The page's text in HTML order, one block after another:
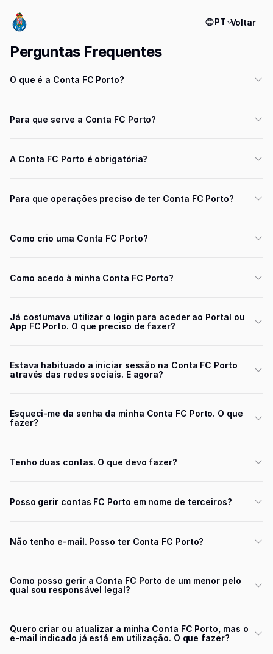
PT Voltar
Perguntas Frequentes
O que é a Conta FC Porto?
Para que serve a Conta FC Porto?
A Conta FC Porto é obrigatória?
Para que operações preciso de ter Conta FC Porto?
Como crio uma Conta FC Porto?
Como acedo à minha Conta FC Porto?
Já costumava utilizar o login para aceder ao Portal ou
App FC Porto. O que preciso de fazer?
Estava habituado a iniciar sessão na Conta FC Porto
através das redes sociais. E agora?
Esqueci-me da senha da minha Conta FC Porto. O que
fazer?
Tenho duas contas. O que devo fazer?
Posso gerir contas FC Porto em nome de terceiros?
Não tenho e-mail. Posso ter Conta FC Porto?
Como posso gerir a Conta FC Porto de um menor pelo
qual sou responsável legal?
Quero criar ou atualizar a minha Conta FC Porto, mas o
e-mail indicado já está em utilização. O que fazer?